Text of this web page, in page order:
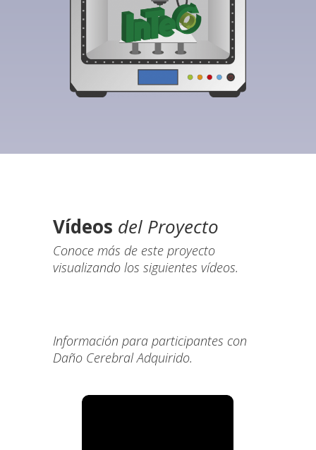
Vídeos del Proyecto
Conoce más de este proyecto
visualizando los siguientes vídeos.
Información para participantes con
Daño Cerebral Adquirido.